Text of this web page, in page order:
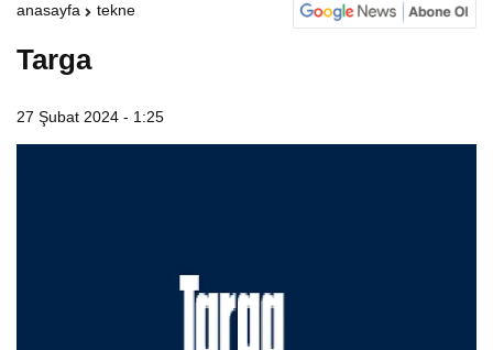
anasayfa tekne
Targa
27 Şubat 2024 - 1:25